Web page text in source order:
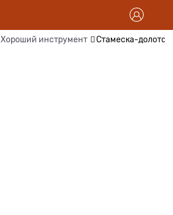
Хороший инструмент Стамеска-долото